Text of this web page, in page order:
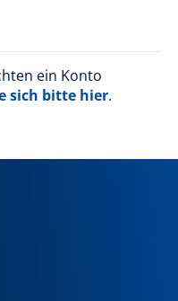
ein Konto
sich bitte hier.